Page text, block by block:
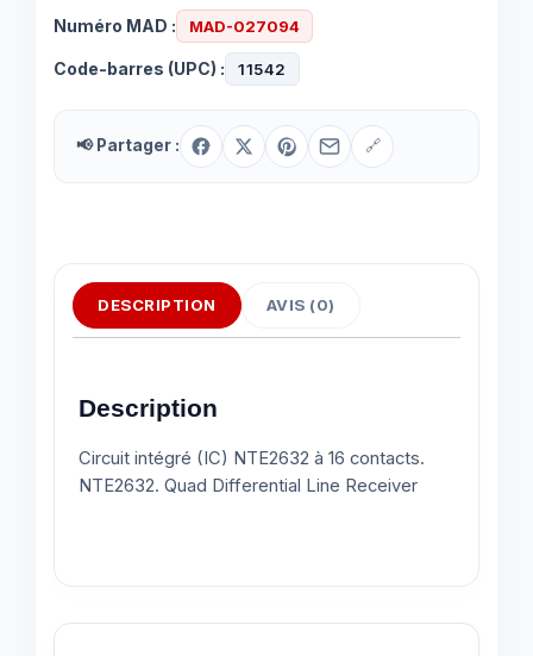
Numéro MAD : MAD-027094
Code-barres (UPC) : 11542
📢 Partager : 🔗
DESCRIPTION AVIS (0)
Description
Circuit intégré (IC) NTE2632 à 16 contacts.
NTE2632. Quad Differential Line Receiver